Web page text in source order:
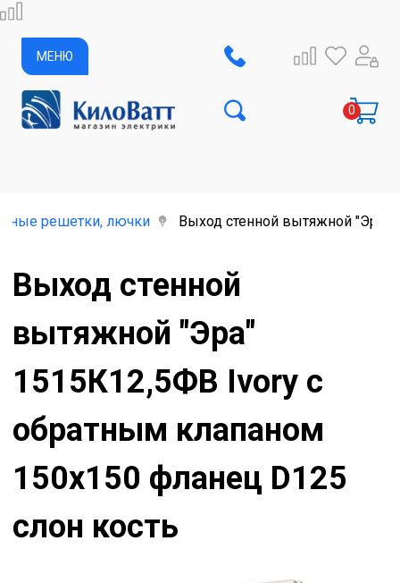
МЕНЮ
решетки, лючки Выход стенной вытяжной "Эра"
Выход стенной
вытяжной "Эра"
1515К12,5ФВ Ivory с
обратным клапаном
150х150 фланец D125
слон кость